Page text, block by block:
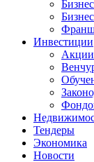
Инвестиции
Тендеры
Экономика
Новости